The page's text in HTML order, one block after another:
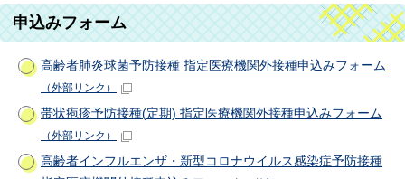
申込みフォーム
高齢者肺炎球菌予防接種 指定医療機関外接種申込みフォーム
（外部リンク）
帯状疱疹予防接種(定期) 指定医療機関外接種申込みフォーム
（外部リンク）
高齢者インフルエンザ・新型コロナウイルス感染症予防接種